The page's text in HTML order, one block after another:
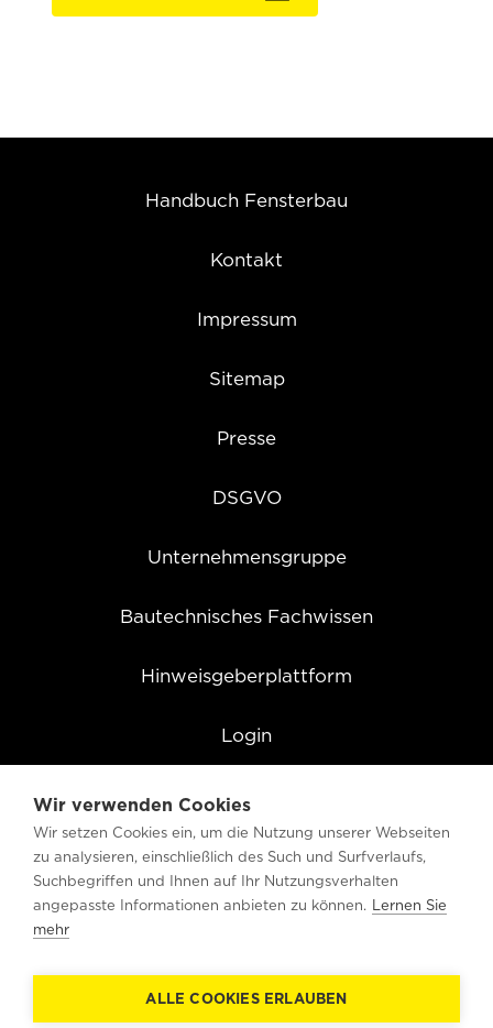
Handbuch Fensterbau
Kontakt
Impressum
Sitemap
Presse
DSGVO
Unternehmensgruppe
Bautechnisches Fachwissen
Hinweisgeberplattform
Login
Cookie Einstellungen
Wir verwenden Cookies
Wir setzen Cookies ein, um die Nutzung unserer Webseiten
zu analysieren, einschließlich des Such und Surfverlaufs,
Suchbegriffen und Ihnen auf Ihr Nutzungsverhalten
angepasste Informationen anbieten zu können. Lernen Sie
mehr
ALLE COOKIES ERLAUBEN